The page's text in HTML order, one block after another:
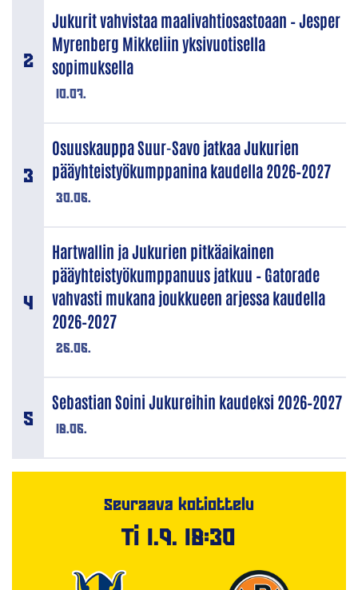
10.07.
Jukurit vahvistaa maalivahtiosastoaan – Jesper
Myrenberg Mikkeliin yksivuotisella
sopimuksella
30.06.
Osuuskauppa Suur-Savo jatkaa Jukurien
pääyhteistyökumppanina kaudella 2026–2027
26.06.
Hartwallin ja Jukurien pitkäaikainen
pääyhteistyökumppanuus jatkuu – Gatorade
vahvasti mukana joukkueen arjessa kaudella
2026–2027
18.06.
Sebastian Soini Jukureihin kaudeksi 2026–2027
Seuraava kotiottelu
Ti 1.9. 18:30